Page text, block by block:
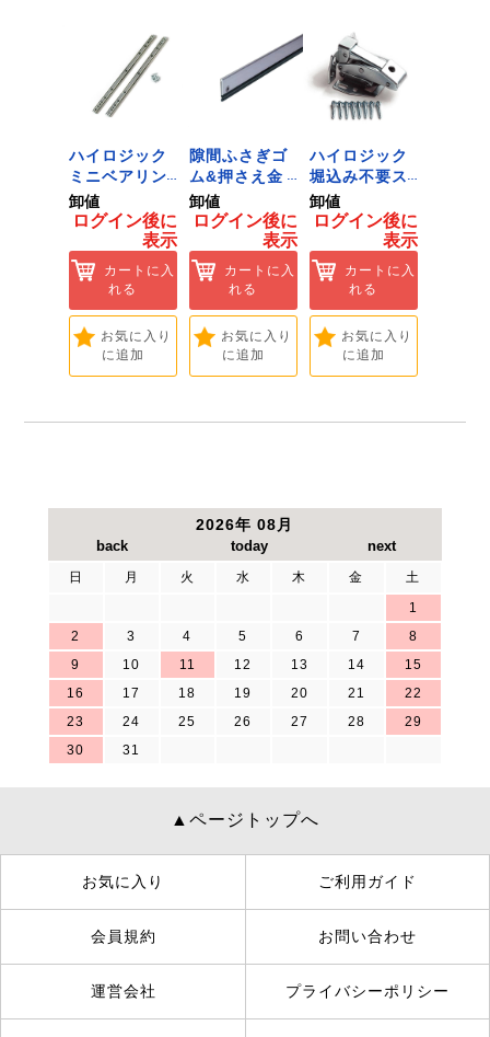
●最高使用圧力：0.7MPa。
●空気消費量：430L/min。
●ノズル長：115mm。
ハイロジック
ミニベアリン
グタイプ 310
ミリ 72958
Hardware]
卸値
ログイン後に
表示
カートに入
れる
お気に入り
に追加
隙間ふさぎゴ
ム&押さえ金
物 72909
卸値
ログイン後に
表示
カートに入
れる
お気に入り
に追加
ハイロジック
堀込み不要ス
ライド蝶番S
無兼用 P-726
Hardware]
卸値
ログイン後に
表示
カートに入
れる
お気に入り
に追加
2026年 08月
日 月 火 水 木 金
土
1
2
3 4 5 6 7
8
9
10 11 12 13 14
15
16
17 18 19 20 21
22
23
24 25 26 27 28
29
30
31
▲ページトップへ
お気に入り ご利用ガイド
会員規約 お問い合わせ
運営会社 プライバシーポリシー